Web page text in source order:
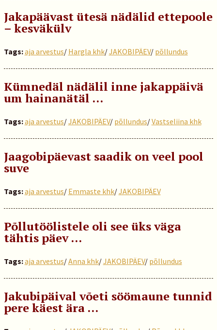
Jakapäävast ütesä nädälid ettepoole
– kesväkülv
Tags:aja arvestus/ Hargla khk/JAKOBIPÄEV/ põllundus
Kümnedäl nädälil inne jakappäivä
um hainanätäl …
Tags:aja arvestus/JAKOBIPÄEV/ põllundus/Vastseliina khk
Jaagobipäevast saadik on veel pool
suve
Tags:aja arvestus/ Emmaste khk/JAKOBIPÄEV
Põllutöölistele oli see üks väga
tähtis päev …
Tags:aja arvestus/Anna khk/JAKOBIPÄEV/ põllundus
Jakubipäival võeti söömaune tunnid
pere käest ära …